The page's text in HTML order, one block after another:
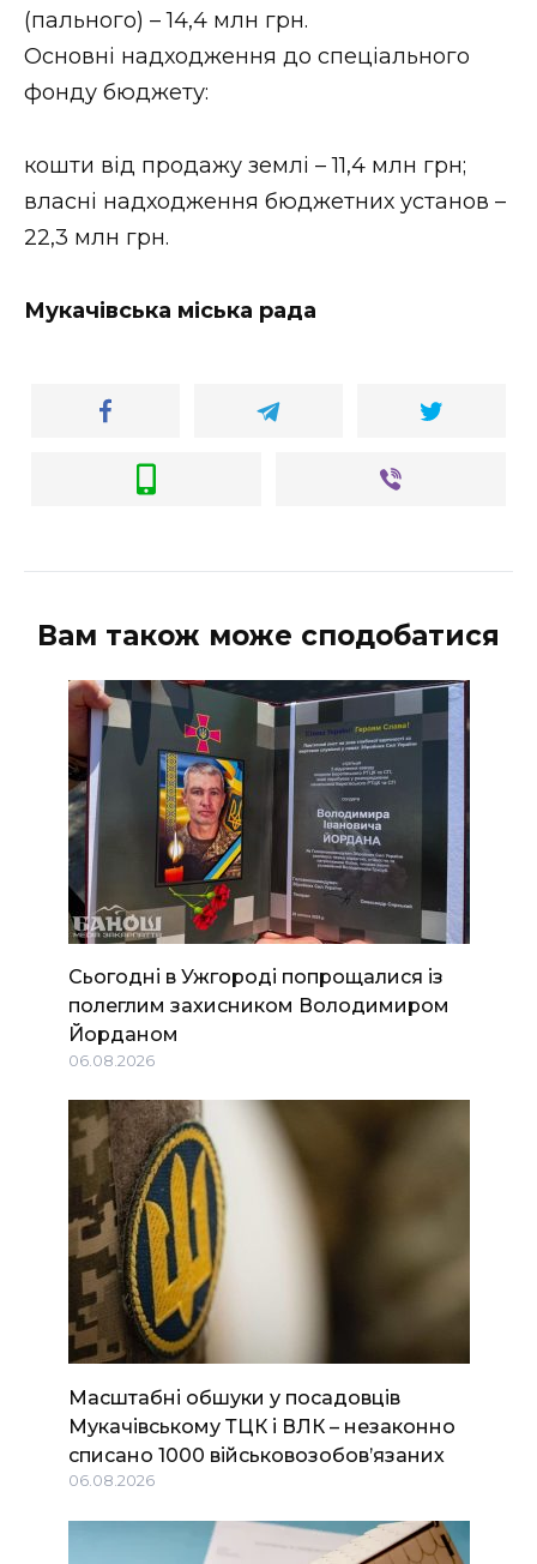
(пального) – 14,4 млн грн.
Основні надходження до спеціального
фонду бюджету:
кошти від продажу землі – 11,4 млн грн;
власні надходження бюджетних установ –
22,3 млн грн.
Мукачівська міська рада
Вам також може сподобатися
Сьогодні в Ужгороді попрощалися із
полеглим захисником Володимиром
Йорданом
06.08.2026
Масштабні обшуки у посадовців
Мукачівському ТЦК і ВЛК – незаконно
списано 1000 військовозобов’язаних
06.08.2026